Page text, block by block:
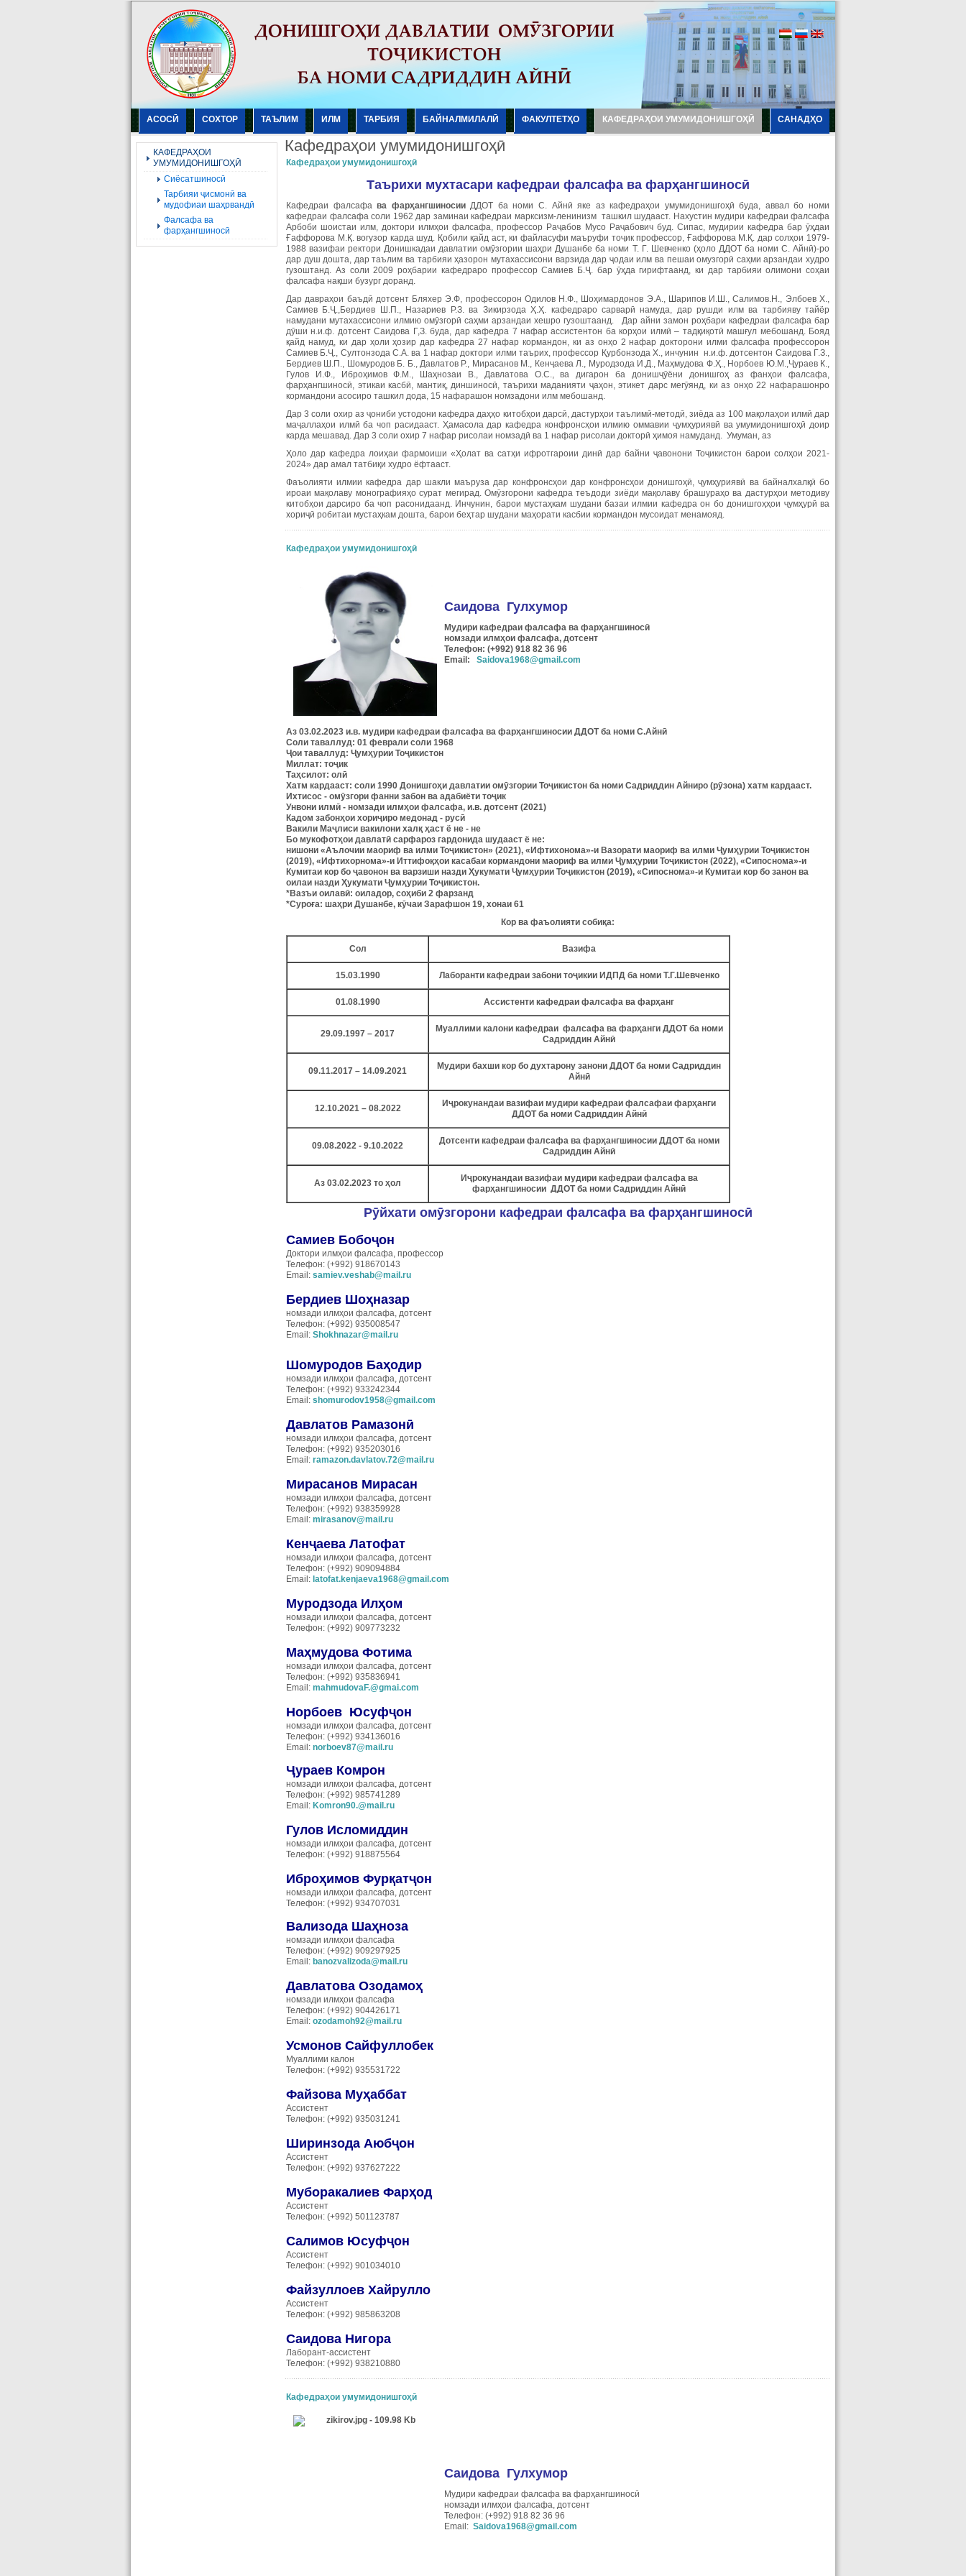
АСОСӢ СОХТОР ТАЪЛИМ ИЛМ ТАРБИЯ БАЙНАЛМИЛАЛӢ ФАКУЛТЕТҲО КАФЕДРАҲОИ УМУМИДОНИШГОҲӢ САНАДҲО
КАФЕДРАҲОИ
УМУМИДОНИШГОҲӢ
Сиёсатшиносӣ
Тарбияи ҷисмонӣ ва
мудофиаи шаҳрвандӣ
Фалсафа ва
фарҳангшиносӣ
Кафедраҳои умумидонишгоҳӣ
Кафедраҳои умумидонишгоҳӣ
Таърихи мухтасари кафедраи фалсафава фарҳангшиносӣ
Кафедраи фалсафа ва фарҳангшиносииДДОТ ба номи С. Айнӣ яке аз кафедраҳои умумидонишгоҳӣ буда, аввал бо номи
кафедраи фалсафа соли 1962 дар заминаи кафедраи марксизм-ленинизм ташкил шудааст. Нахустин мудири кафедраи фалсафа
Арбоби шоистаи илм, доктори илмҳои фалсафа, профессор Раҷабов Мусо Раҷабович буд. Сипас, мудирии кафедра бар ӯҳдаи
Ғаффорова М.Қ. вогузор карда шуд. Қобили қайд аст, ки файласуфи маъруфи тоҷик профессор, Ғаффорова М.Қ. дар солҳои 1979-
1988 вазифаи ректори Донишкадаи давлатии омӯзгории шаҳри Душанбе ба номи Т. Г. Шевченко (ҳоло ДДОТ ба номи С. Айнӣ)-ро
дар душ дошта, дар таълим ва тарбияи ҳазорон мутахассисони варзида дар ҷодаи илм ва пешаи омузгорӣ саҳми арзандаи худро
гузоштанд. Аз соли 2009 роҳбарии кафедраро профессор Самиев Б.Ҷ. бар ӯҳда гирифтаанд, ки дар тарбияи олимони соҳаи
фалсафа нақши бузург доранд.
Дар давраҳои баъдӣ дотсент Бляхер Э.Ф, профессорон Одилов Н.Ф., Шоҳимардонов Э.А., Шарипов И.Ш., Салимов.Н., Элбоев Х.,
Самиев Б.Ҷ.,Бердиев Ш.П., Назариев Р.З. ва Зикирзода Ҳ.Ҳ. кафедраро сарварӣ намуда, дар рушди илм ва тарбияву тайёр
намудани мутахассисони илмию омӯзгорӣ саҳми арзандаи хешро гузоштаанд. Дар айни замон роҳбари кафедраи фалсафа бар
дӯши н.и.ф. дотсент Саидова Г,З. буда, дар кафедра 7 нафар ассистентон ба корҳои илмӣ – тадқиқотӣ машғул мебошанд. Бояд
қайд намуд, ки дар ҳоли ҳозир дар кафедра 27 нафар кормандон, ки аз онҳо 2 нафар докторони илми фалсафа профессорон
Самиев Б.Ҷ., Султонзода С.А. ва 1 нафар доктори илми таърих, профессор Қурбонзода Х., инчунин н.и.ф. дотсентон Саидова Г.З.,
Бердиев Ш.П., Шомуродов Б. Б., Давлатов Р., Мирасанов М., Кенҷаева Л., Муродзода И.Д., Маҳмудова Ф.Ҳ., Норбоев Ю.М.,Ҷураев К.,
Гулов И.Ф., Иброҳимов Ф.М., Шаҳнозаи В., Давлатова О.С., ва дигарон ба донишҷӯёни донишгоҳ аз фанҳои фалсафа,
фарҳангшиносӣ, этикаи касбӣ, мантиқ, диншиносӣ, таърихи маданияти ҷаҳон, этикет дарс мегӯянд, ки аз онҳо 22 нафарашонро
кормандони асосиро ташкил дода, 15 нафарашон номзадони илм мебошанд.
Дар 3 соли охир аз ҷониби устодони кафедра даҳҳо китобҳои дарсӣ, дастурҳои таълимӣ-методӣ, зиёда аз 100 мақолаҳои илмӣ дар
маҷаллаҳои илмӣ ба чоп расидааст. Ҳамасола дар кафедра конфронсҳои илмию оммавии ҷумҳуриявӣ ва умумидонишгоҳӣ доир
карда мешавад. Дар 3 соли охир 7 нафар рисолаи номзадӣ ва 1 нафар рисолаи докторӣ ҳимоя намуданд. Умуман, аз
Ҳоло дар кафедра лоиҳаи фармоиши «Ҳолат ва сатҳи ифротгароии динӣ дар байни ҷавонони Тоҷикистон барои солҳои 2021-
2024» дар амал татбиқи худро ёфтааст.
Фаъолияти илмии кафедра дар шакли маъруза дар конфронсҳои дар конфронсҳои донишгоҳӣ, ҷумҳуриявӣ ва байналхалқӣ бо
ироаи мақолаву монографияҳо сурат мегирад. Омӯзгорони кафедра теъдоди зиёди мақолаву брашураҳо ва дастурҳои методиву
китобҳои дарсиро ба чоп расонидаанд. Инчунин, барои мустаҳкам шудани базаи илмии кафедра он бо донишгоҳҳои ҷумҳурӣ ва
хориҷӣ робитаи мустаҳкам дошта, барои беҳтар шудани маҳорати касбии кормандон мусоидат менамояд.
Кафедраҳои умумидонишгоҳӣ
Саидова Гулхумор
Мудири кафедраи фалсафа ва фарҳангшиносӣ
номзади илмҳои фалсафа, дотсент
Телефон: (+992) 918 82 36 96
Email: Saidova1968@gmail.com
Аз 03.02.2023 и.в. мудири кафедраи фалсафа ва фарҳангшиносии ДДОТ ба номи С.Айнӣ
Соли таваллуд: 01 феврали соли 1968
Ҷои таваллуд: Ҷумҳурии Тоҷикистон
Миллат: тоҷик
Таҳсилот: олӣ
Хатм кардааст: соли 1990 Донишгоҳи давлатии омӯзгории Тоҷикистон ба номи Садриддин Айниро (рӯзона) хатм кардааст.
Ихтисос - омӯзгори фанни забон ва адабиёти тоҷик
Унвони илмӣ - номзади илмҳои фалсафа, и.в. дотсент (2021)
Кадом забонҳои хориҷиро медонад - русӣ
Вакили Маҷлиси вакилони халқ ҳаст ё не - не
Бо мукофотҳои давлатӣ сарфароз гардонида шудааст ё не:
нишони «Аълочии маориф ва илми Тоҷикистон» (2021), «Ифтихонома»-и Вазорати маориф ва илми Ҷумҳурии Тоҷикистон
(2019), «Ифтихорнома»-и Иттифоқҳои касабаи кормандони маориф ва илми Ҷумҳурии Тоҷикистон (2022), «Сипоснома»-и
Кумитаи кор бо ҷавонон ва варзиши назди Ҳукумати Ҷумҳурии Тоҷикистон (2019), «Сипоснома»-и Кумитаи кор бо занон ва
оилаи назди Ҳукумати Ҷумҳурии Тоҷикистон.
*Вазъи оилавӣ: оиладор, соҳиби 2 фарзанд
*Суроға: шаҳри Душанбе, кӯчаи Зарафшон 19, хонаи 61
Кор ва фаъолияти собиқа:
Сол Вазифа
15.03.1990 Лаборанти кафедраи забони тоҷикии ИДПД ба номи Т.Г.Шевченко
01.08.1990 Ассистенти кафедраи фалсафа ва фарҳанг
29.09.1997 – 2017
Муаллими калони кафедраи фалсафа ва фарҳанги ДДОТ ба номи
Садриддин Айнӣ
09.11.2017 – 14.09.2021
Мудири бахши кор бо духтарону занони ДДОТ ба номи Садриддин
Айнӣ
12.10.2021 – 08.2022
Иҷрокунандаи вазифаи мудири кафедраи фалсафаи фарҳанги
ДДОТ ба номи Садриддин Айнӣ
09.08.2022 - 9.10.2022
Дотсенти кафедраи фалсафа ва фарҳангшиносии ДДОТ ба номи
Садриддин Айнӣ
Аз 03.02.2023 то ҳол
Иҷрокунандаи вазифаи мудири кафедраи фалсафа ва
фарҳангшиносии ДДОТ ба номи Садриддин Айнӣ
Рӯйхати омӯзгорони кафедраи фалсафа ва фарҳангшиносӣ
Самиев Бобоҷон
Доктори илмҳои фалсафа, профессор
Телефон: (+992) 918670143
Email: samiev.veshab@mail.ru
Бердиев Шоҳназар
номзади илмҳои фалсафа, дотсент
Телефон: (+992) 935008547
Email: Shokhnazar@mail.ru
Шомуродов Баҳодир
номзади илмҳои фалсафа, дотсент
Телефон: (+992) 933242344
Email: shomurodov1958@gmail.com
Давлатов Рамазонӣ
номзади илмҳои фалсафа, дотсент
Телефон: (+992) 935203016
Email: ramazon.davlatov.72@mail.ru
Мирасанов Мирасан
номзади илмҳои фалсафа, дотсент
Телефон: (+992) 938359928
Email: mirasanov@mail.ru
Кенҷаева Латофат
номзади илмҳои фалсафа, дотсент
Телефон: (+992) 909094884
Email: latofat.kenjaeva1968@gmail.com
Муродзода Илҳом
номзади илмҳои фалсафа, дотсент
Телефон: (+992) 909773232
Маҳмудова Фотима
номзади илмҳои фалсафа, дотсент
Телефон: (+992) 935836941
Email: mahmudovaF.@gmai.com
Норбоев Юсуфҷон
номзади илмҳои фалсафа, дотсент
Телефон: (+992) 934136016
Email: norboev87@mail.ru
Ҷураев Комрон
номзади илмҳои фалсафа, дотсент
Телефон: (+992) 985741289
Email: Komron90.@mail.ru
Гулов Исломиддин
номзади илмҳои фалсафа, дотсент
Телефон: (+992) 918875564
Иброҳимов Фурқатҷон
номзади илмҳои фалсафа, дотсент
Телефон: (+992) 934707031
Вализода Шаҳноза
номзади илмҳои фалсафа
Телефон: (+992) 909297925
Email: banozvalizoda@mail.ru
Давлатова Озодамоҳ
номзади илмҳои фалсафа
Телефон: (+992) 904426171
Email: ozodamoh92@mail.ru
Усмонов Сайфуллобек
Муаллими калон
Телефон: (+992) 935531722
Файзова Муҳаббат
Ассистент
Телефон: (+992) 935031241
Ширинзода Аюбҷон
Ассистент
Телефон: (+992) 937627222
Муборакалиев Фарҳод
Ассистент
Телефон: (+992) 501123787
Салимов Юсуфҷон
Ассистент
Телефон: (+992) 901034010
Файзуллоев Хайрулло
Ассистент
Телефон: (+992) 985863208
Саидова Нигора
Лаборант-ассистент
Телефон: (+992) 938210880
Кафедраҳои умумидонишгоҳӣ
Саидова Гулхумор
Мудири кафедраи фалсафа ва фарҳангшиносӣ
номзади илмҳои фалсафа, дотсент
Телефон: (+992) 918 82 36 96
Email: Saidova1968@gmail.com